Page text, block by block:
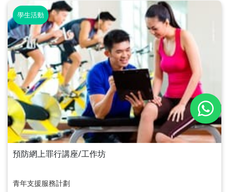
學生活動
預防網上罪行講座/工作坊
青年支援服務計劃